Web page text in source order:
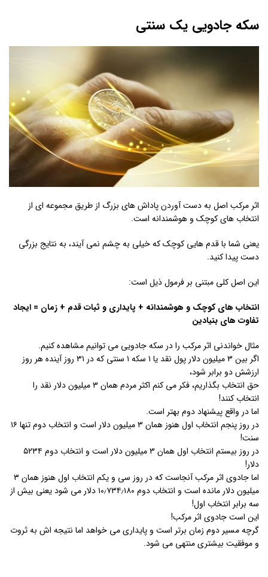
سکه جادویی یک سنتی
اثر مرکب اصل به دست آوردن پاداش های بزرگ از طریق مجموعه ای از
انتخاب های کوچک و هوشمندانه است.
یعنی شما با قدم هایی کوچک که خیلی به چشم نمی آیند، به نتایج بزرگی
دست پیدا کنید.
این اصل کلی مبتنی بر فرمول ذیل است:
انتخاب های کوچک و هوشمندانه + پایداری و ثبات قدم + زمان = ایجاد
تفاوت های بنیادین
مثال خواندنی اثر مرکب را در سکه جادویی می توانیم مشاهده کنیم.
اگر بین ۳ میلیون دلار پول نقد یا ۱ سکه ۱ سنتی که در ۳۱ روز آینده هر روز
ارزشش دو برابر شود،
حق انتخاب بگذاریم، فکر می کنم اکثر مردم همان ۳ میلیون دلار نقد را
انتخاب کنند!
اما در واقع پیشنهاد دوم بهتر است.
در روز پنجم انتخاب اول هنوز همان ۳ میلیون دلار است و انتخاب دوم تنها ۱۶
سنت!
در روز بیستم انتخاب اول همان ۳ میلیون دلار است و انتخاب دوم ۵۲۳۴
دلار!
اما جادوی اثر مرکب آنجاست که در روز سی و یکم انتخاب اول هنوز همان ۳
میلیون دلار مانده است و انتخاب دوم ۱۰٫۷۳۴٫۱۸۰ دلار می شود یعنی بیش از
سه برابر انتخاب اول!
این است جادوی اثر مرکب!
گرچه مسیر دوم زمان برتر است و پایداری می خواهد اما نتیجه اش به ثروت
و موفقیت بیشتری منتهی می شود.